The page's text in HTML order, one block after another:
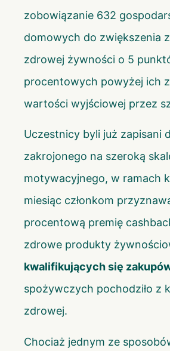
zobowiązanie 632
domowych do zwiększenia
zdrowej żywności o 5
procentowych powyżej ich
wartości wyjściowej przez
Uczestnicy byli już zapisani
zakrojonego na szeroką
motywacyjnego, w ramach
miesiąc członkom
procentową premię
zdrowe produkty
kwalifikujących się
spożywczych pochodziło z
zdrowej.
Chociaż jednym ze